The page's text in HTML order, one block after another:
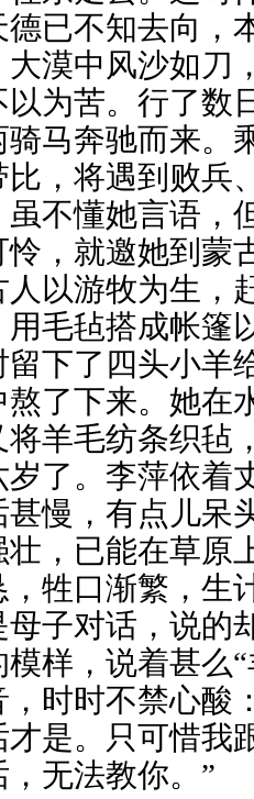
德已不知去向，
大漠中风沙如刀
以为苦。行了数
骑马奔驰而来。
比，将遇到败兵
虽不懂她言语，
怜，就邀她到蒙
人以游牧为生，
用毛毡搭成帐篷
留下了四头小羊
熬了下来。她在
将羊毛纺条织毡
岁了。李萍依着
甚慢，有点儿呆
壮，已能在草原
，牲口渐繁，生
母子对话，说的
样，说着甚么
，时时不禁心酸
才是。只可惜我
无法教你。”